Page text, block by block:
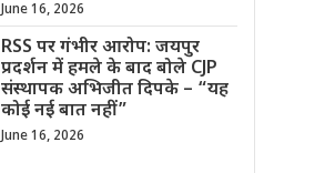
June 16, 2026
RSS पर गंभीर आरोप: जयपुर
प्रदर्शन में हमले के बाद बोले CJP
संस्थापक अभिजीत दिपके – “यह
कोई नई बात नहीं”
June 16, 2026